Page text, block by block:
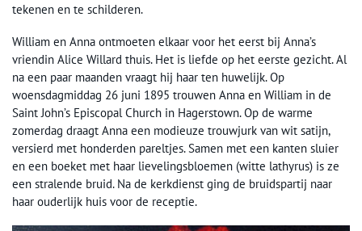
tekenen en te schilderen.
William en Anna ontmoeten elkaar voor het eerst bij Anna’s
vriendin Alice Willard thuis. Het is liefde op het eerste gezicht. Al
na een paar maanden vraagt hij haar ten huwelijk. Op
woensdagmiddag 26 juni 1895 trouwen Anna en William in de
Saint John’s Episcopal Church in Hagerstown. Op de warme
zomerdag draagt Anna een modieuze trouwjurk van wit satijn,
versierd met honderden pareltjes. Samen met een kanten sluier
en een boeket met haar lievelingsbloemen (witte lathyrus) is ze
een stralende bruid. Na de kerkdienst ging de bruidspartij naar
haar ouderlijk huis voor de receptie.